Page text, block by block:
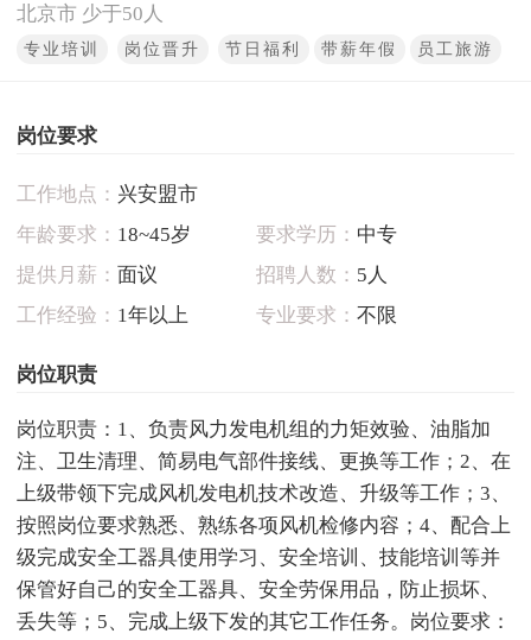
北京市 少于50人
专业培训 岗位晋升 节日福利 带薪年假 员工旅游
岗位要求
工作地点： 兴安盟市
年龄要求： 18~45岁 要求学历： 中专
提供月薪： 面议 招聘人数： 5人
工作经验： 1年以上 专业要求： 不限
岗位职责
岗位职责：1、负责风力发电机组的力矩效验、油脂加
注、卫生清理、简易电气部件接线、更换等工作；2、在
上级带领下完成风机发电机技术改造、升级等工作；3、
按照岗位要求熟悉、熟练各项风机检修内容；4、配合上
级完成安全工器具使用学习、安全培训、技能培训等并
保管好自己的安全工器具、安全劳保用品，防止损坏、
丢失等；5、完成上级下发的其它工作任务。岗位要求：